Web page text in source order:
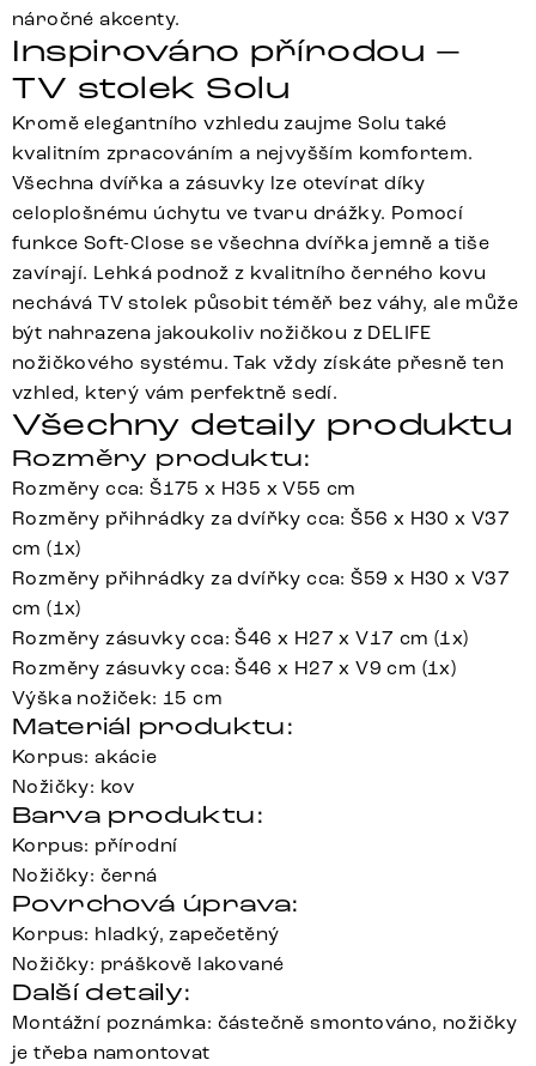
náročné akcenty.
Inspirováno přírodou –
TV stolek Solu
Kromě elegantního vzhledu zaujme Solu také
kvalitním zpracováním a nejvyšším komfortem.
Všechna dvířka a zásuvky lze otevírat díky
celoplošnému úchytu ve tvaru drážky. Pomocí
funkce Soft-Close se všechna dvířka jemně a tiše
zavírají. Lehká podnož z kvalitního černého kovu
nechává TV stolek působit téměř bez váhy, ale může
být nahrazena jakoukoliv nožičkou z DELIFE
nožičkového systému. Tak vždy získáte přesně ten
vzhled, který vám perfektně sedí.
Všechny detaily produktu
Rozměry produktu:
Rozměry cca: Š175 x H35 x V55 cm
Rozměry přihrádky za dvířky cca: Š56 x H30 x V37
cm (1x)
Rozměry přihrádky za dvířky cca: Š59 x H30 x V37
cm (1x)
Rozměry zásuvky cca: Š46 x H27 x V17 cm (1x)
Rozměry zásuvky cca: Š46 x H27 x V9 cm (1x)
Výška nožiček: 15 cm
Materiál produktu:
Korpus: akácie
Nožičky: kov
Barva produktu:
Korpus: přírodní
Nožičky: černá
Povrchová úprava:
Korpus: hladký, zapečetěný
Nožičky: práškově lakované
Další detaily:
Montážní poznámka: částečně smontováno, nožičky
je třeba namontovat